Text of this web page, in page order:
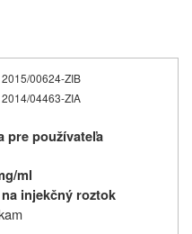
00624-ZIB
04463-ZIA
pre používateľa
ml
injekčný roztok